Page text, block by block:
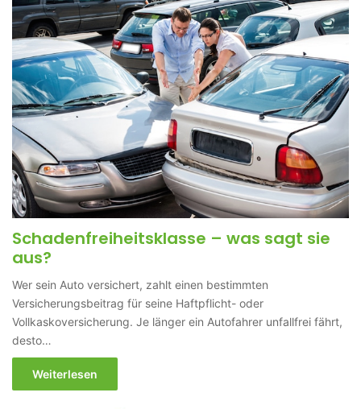
Schadenfreiheitsklasse – was sagt sie
aus?
Wer sein Auto versichert, zahlt einen bestimmten
Versicherungsbeitrag für seine Haftpflicht- oder
Vollkaskoversicherung. Je länger ein Autofahrer unfallfrei fährt,
desto…
Weiterlesen